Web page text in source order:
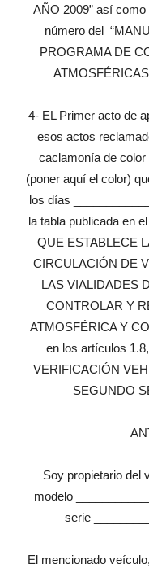
AÑO 2009” así
número del
PROGRAMA DE
4- EL Primer acto de
esos actos
caclamonía de color
(poner aquí el color)
los días
la tabla publicada en
QUE ESTABLECE
CIRCULACIÓN DE
LAS VIALIDADES
CONTROLAR Y
ATMOSFÉRICA Y
en los artículos
VERIFICACIÓN
SEGUNDO
Soy propietario del
modelo
serie
El mencionado